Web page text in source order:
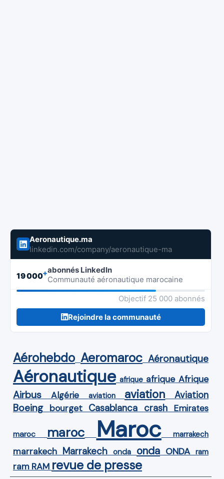
Aeronautique.ma
linkedin.com/company/aeronautique-ma
19 000+abonnés LinkedIn
Communauté aéronautique marocaine
Objectif 25 000 abonnés
Rejoindre la communauté
Aérohebdo Aeromaroc Aéronautique
Aéronautique afrique afrique Afrique
Airbus Algérie aviation aviation Aviation
Boeing bourget Casablanca crash Emirates
maroc maroc Maroc marrakech
marrakech Marrakech onda onda ONDA ram
ram RAM revue de presse